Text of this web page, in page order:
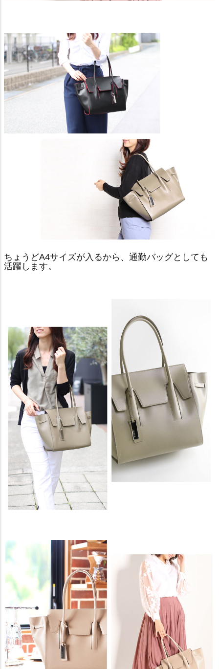
ちょうどA4サイズが入るから、通勤バッグとしても
活躍します。